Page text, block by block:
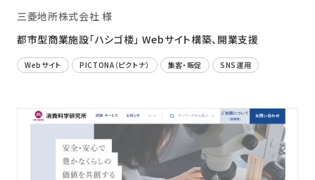
三菱地所株式会社 様
都市型商業施設「ハシゴ楼」 Webサイト構築、開業支援
Webサイト PICTONA（ピクトナ） 集客・販促 SNS運用